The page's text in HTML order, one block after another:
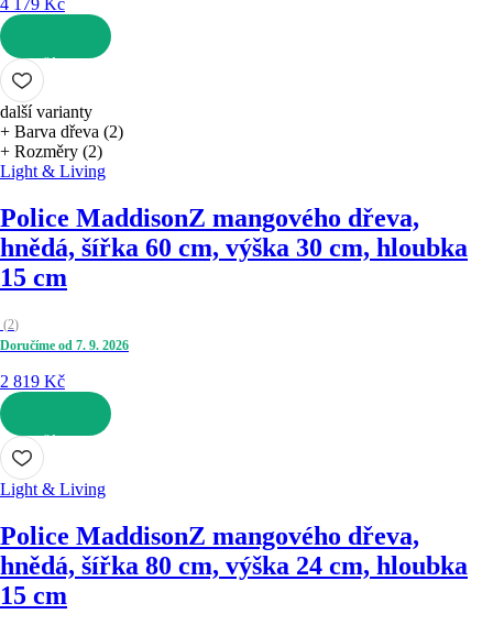
4 179 Kč
DO KOŠÍKU
další varianty
+ Barva dřeva (2)
+ Rozměry (2)
Light & Living
Police MaddisonZ mangového dřeva,
hnědá, šířka 60 cm, výška 30 cm, hloubka
15 cm
(2)
Doručíme od 7. 9. 2026
2 819 Kč
DO KOŠÍKU
Light & Living
Police MaddisonZ mangového dřeva,
hnědá, šířka 80 cm, výška 24 cm, hloubka
15 cm